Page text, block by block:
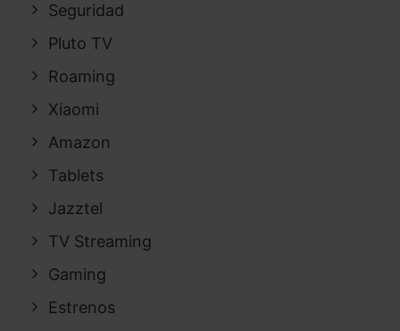
Seguridad
Pluto TV
Roaming
Xiaomi
Amazon
Tablets
Jazztel
TV Streaming
Gaming
Estrenos